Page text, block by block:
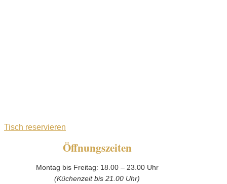
Tisch reservieren
Öffnungszeiten
Montag bis Freitag: 18.00 – 23.00 Uhr
(Küchenzeit bis 21.00 Uhr)